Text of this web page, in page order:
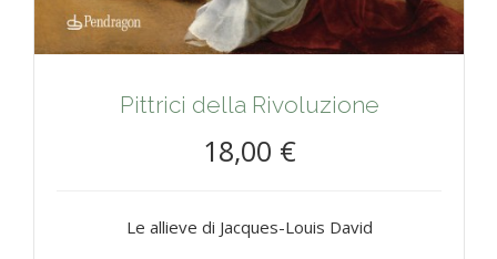
Pittrici della Rivoluzione
18,00 €
Le allieve di Jacques-Louis David